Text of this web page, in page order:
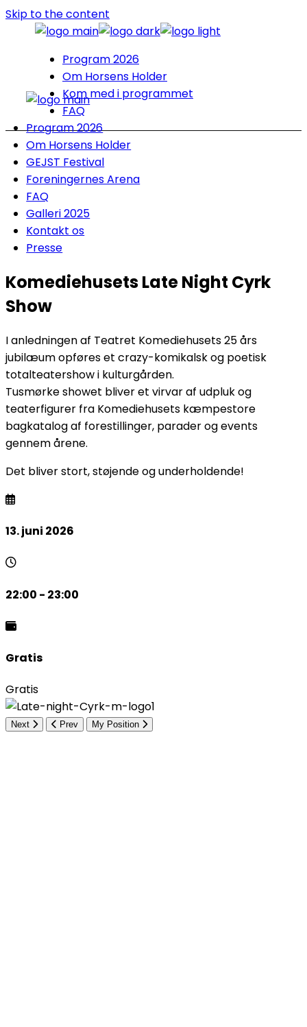
Skip to the content
Program 2026
Om Horsens Holder
Kom med i programmet
FAQ
Program 2026
Om Horsens Holder
GEJST Festival
Foreningernes Arena
FAQ
Galleri 2025
Kontakt os
Presse
Komediehusets Late Night Cyrk
Show
I anledningen af Teatret Komediehusets 25 års
jubilæum opføres et crazy-komikalsk og poetisk
totalteatershow i kulturgården.
Tusmørke showet bliver et virvar af udpluk og
teaterfigurer fra Komediehusets kæmpestore
bagkatalog af forestillinger, parader og events
gennem årene.
Det bliver stort, støjende og underholdende!
13. juni 2026
22:00 - 23:00
Gratis
Gratis
Next Prev My Position